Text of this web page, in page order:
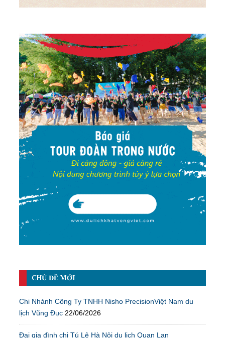
CHỦ ĐỀ MỚI
Chi Nhánh Công Ty TNHH Nisho PrecisionViệt Nam du
lịch Vũng Đục 22/06/2026
Đại gia đình chị Tú Lệ Hà Nội du lịch Quan Lạn